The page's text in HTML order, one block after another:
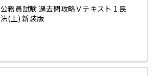
公務員試験 過去問攻略Ｖテキスト 1 民
法(上) 新装版